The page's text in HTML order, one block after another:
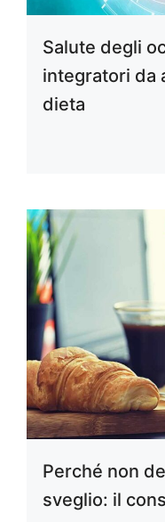
Salute degli
integratori da
dieta
Perché non
sveglio: il